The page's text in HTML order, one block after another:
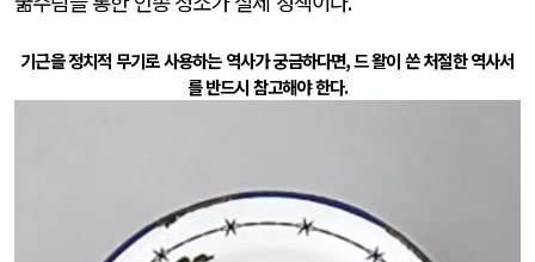
기근을 정치적 무기로 사용하는 역사가 궁금하다면,드 왈이 쓴 처절한 역사서
를 반드시 참고해야 한다.